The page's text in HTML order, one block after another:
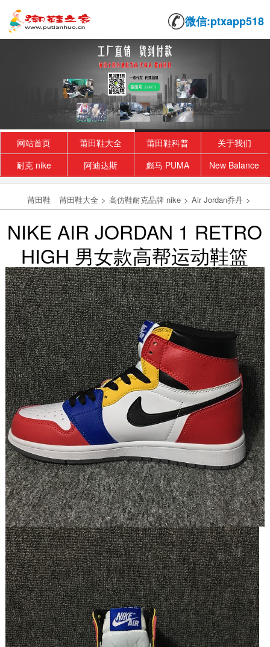
微信:ptxapp518
网站首页 莆田鞋大全 莆田鞋科普
关于我们
耐克 nike
阿迪达斯 彪马 PUMA New Balance
莆田鞋 莆田鞋大全 > 高仿鞋耐克品牌 nike > Air Jordan乔丹 >
NIKE AIR JORDAN 1 RETRO
HIGH 男女款高帮运动鞋篮